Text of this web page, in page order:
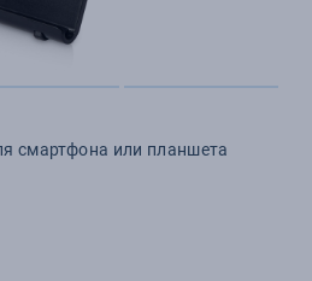
смартфона или планшета